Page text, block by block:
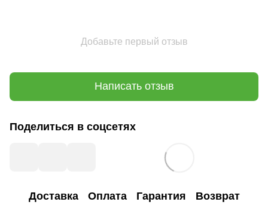
Добавьте первый отзыв
Написать отзыв
Поделиться в соцсетях
Доставка Оплата Гарантия Возврат